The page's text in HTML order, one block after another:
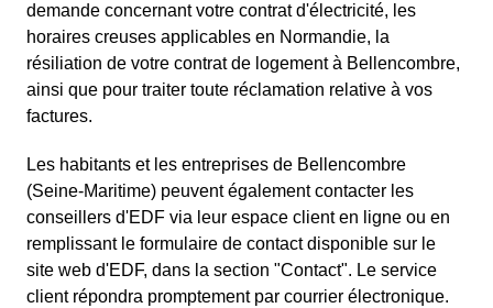
demande concernant votre contrat d'électricité, les
horaires creuses applicables en Normandie, la
résiliation de votre contrat de logement à Bellencombre,
ainsi que pour traiter toute réclamation relative à vos
factures.
Les habitants et les entreprises de Bellencombre
(Seine-Maritime) peuvent également contacter les
conseillers d'EDF via leur espace client en ligne ou en
remplissant le formulaire de contact disponible sur le
site web d'EDF, dans la section "Contact". Le service
client répondra promptement par courrier électronique.